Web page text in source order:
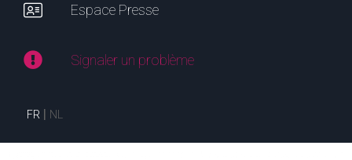
Espace Presse
Signaler un problème
FR NL